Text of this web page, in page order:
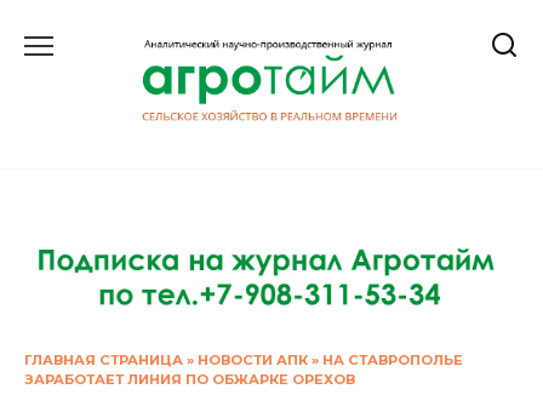
ГЛАВНАЯ СТРАНИЦА » НОВОСТИ АПК » НА СТАВРОПОЛЬЕ
ЗАРАБОТАЕТ ЛИНИЯ ПО ОБЖАРКЕ ОРЕХОВ